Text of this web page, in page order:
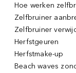
Hoe werken
Zelfbruiner
Zelfbruiner
Herfstgeuren
Herfstmake-up
Beach waves